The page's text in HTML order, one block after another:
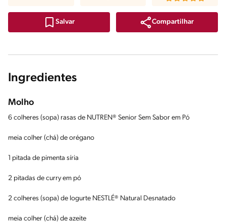
Salvar Compartilhar
Ingredientes
Molho
6 colheres (sopa) rasas de NUTREN® Senior Sem Sabor em Pó
meia colher (chá) de orégano
1 pitada de pimenta síria
2 pitadas de curry em pó
2 colheres (sopa) de Iogurte NESTLÉ® Natural Desnatado
meia colher (chá) de azeite